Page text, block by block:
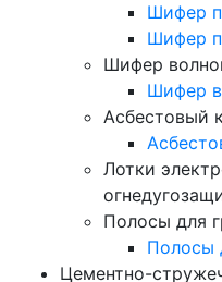
Шифер
Шифер
Шифер
Шифер
Асбестовый
Лотки
Полосы для
Полосы
Цементно-